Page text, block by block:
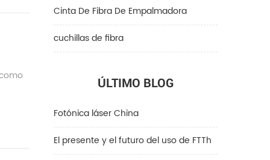
Cinta De Fibra De Empalmadora
cuchillas de fibra
ÚLTIMO BLOG
Fotónica láser China
El presente y el futuro del uso de FTTh